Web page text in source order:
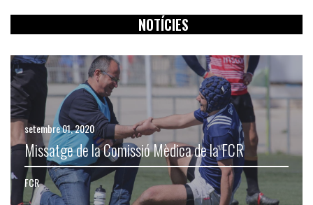
NOTÍCIES
setembre 01, 2020
Missatge de la Comissió Mèdica de la FCR
FCR